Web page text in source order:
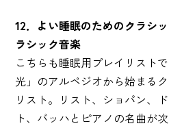
12．よい睡眠のためのクラシ
ラシック音楽
こちらも睡眠用プレイリスト
光」のアルペジオから始まる
リスト。リスト、ショパン、
ト、バッハとピアノの名曲が